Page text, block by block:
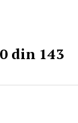
din 143